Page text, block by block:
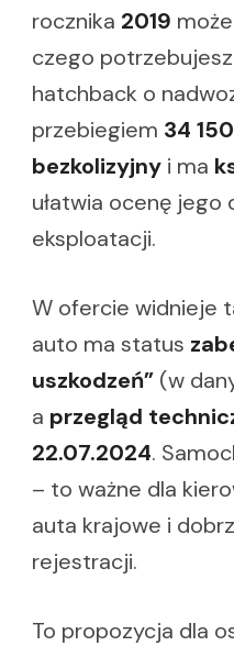
rocznika 2019
czego
hatchback o
przebiegiem 34
bezkolizyjny i ma
ułatwia ocenę
eksploatacji.
W ofercie widnieje
auto ma status
uszkodzeń” (w
a przegląd
22.07.2024.
– to ważne dla
auta krajowe i
rejestracji.
To propozycja dla